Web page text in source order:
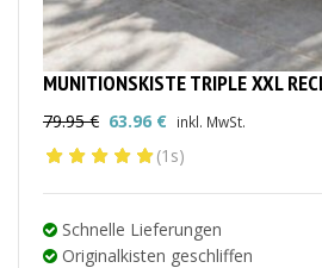
MUNITIONSKISTE TRIPLE XXL
79.95€
Ursprünglicher
Preis
war:
63.96 €
Aktueller
Preis
ist:
inkl. MwSt.
(1s)
Schnelle Lieferungen
Originalkisten geschliffen